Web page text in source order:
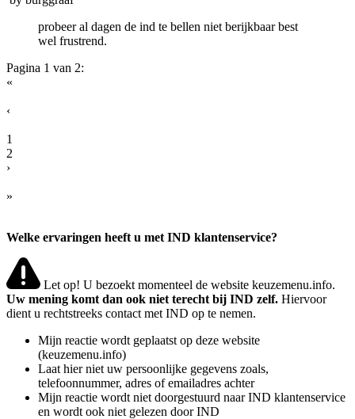
probeer al dagen de ind te bellen niet berijkbaar best
wel frustrend.
Pagina 1 van 2:
«
‹
1
2
›
»
Welke ervaringen heeft u met IND klantenservice?
Let op! U bezoekt momenteel de website keuzemenu.info.
Uw mening komt dan ook niet terecht bij IND zelf. Hiervoor
dient u rechtstreeks contact met IND op te nemen.
Mijn reactie wordt geplaatst op deze website
(keuzemenu.info)
Laat hier niet uw persoonlijke gegevens zoals,
telefoonnummer, adres of emailadres achter
Mijn reactie wordt niet doorgestuurd naar IND klantenservice
en wordt ook niet gelezen door IND